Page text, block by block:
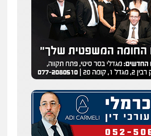
עו"ד איהאב ג'לג'ולי
פלילי מעצרים וחקירות עורכי דין לענייני
אסירים
0505216700
אייל בן שושן, עורך דין פלילי
פלילי מעצרים וחקירות פשיעה חמורה
נוער רישום פלילי
0522763105
עו"ד שלומי שרון
פלילי צבאי מעצרים וחקירות